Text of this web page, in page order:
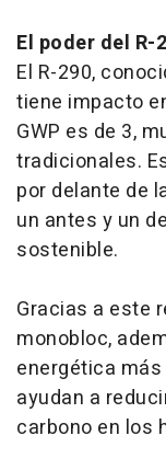
El poder del R-
El R-290,
tiene impacto
GWP es de 3,
tradicionales.
por delante de
un antes y un
sostenible.
Gracias a este
monobloc,
energética más
ayudan a
carbono en los